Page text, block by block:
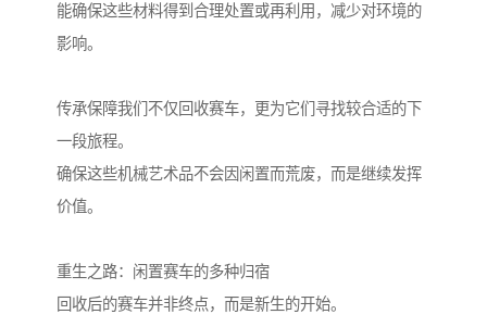
能确保这些材料得到合理处置或再利用，减少对环境的
影响。
传承保障我们不仅回收赛车，更为它们寻找较合适的下
一段旅程。
确保这些机械艺术品不会因闲置而荒废，而是继续发挥
价值。
重生之路：闲置赛车的多种归宿
回收后的赛车并非终点，而是新生的开始。